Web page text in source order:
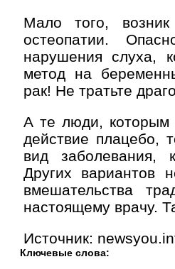
Мало того,
остеопатии.
нарушения слуха,
метод на
рак! Не тратьте
А те люди, которым
действие плацебо,
вид заболевания,
Других вариантов
вмешательства
настоящему врачу.
Источник:
Ключевые слова: